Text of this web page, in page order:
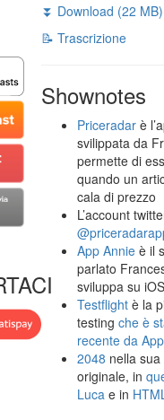
⏬ Download (22 MB)
📝 Trascrizione
Shownotes
Priceradar è
svilippata da
permette di
quando un
cala di prezzo
L’account
App Annie è il
parlato
sviluppa su iOS
Testflight è la
testingche è
recente da
2048 nella
originale, in
Luca e in